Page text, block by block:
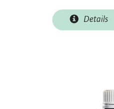
Details